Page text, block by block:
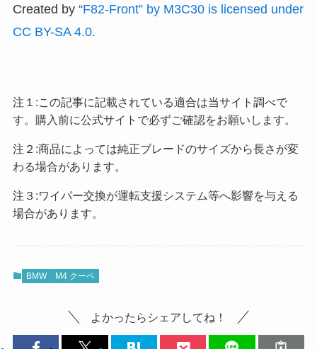
Created by “F82-Front” by M3C30 is licensed under
CC BY-SA 4.0.
注１:この記事に記載されている適合は当サイト調べで
す。購入前に公式サイトで必ずご確認をお願いします。
注２:商品によっては純正ブレードのサイズから長さが変
わる場合があります。
注３:ワイパー交換が運転支援システム等へ影響を与える
場合があります。
BMW M4 クーペ
よかったらシェアしてね！